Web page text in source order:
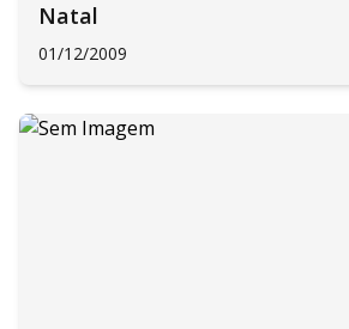
Natal
01/12/2009